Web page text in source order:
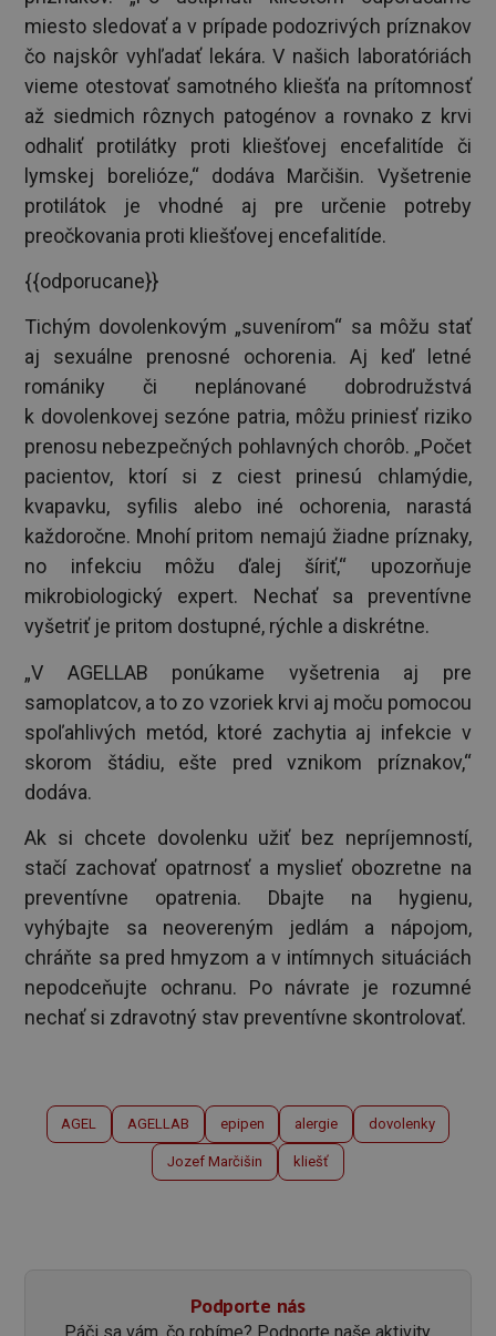
miesto sledovať a v prípade podozrivých príznakov
čo najskôr vyhľadať lekára. V našich laboratóriách
vieme otestovať samotného kliešťa na prítomnosť
až siedmich rôznych patogénov a rovnako z krvi
odhaliť protilátky proti kliešťovej encefalitíde či
lymskej borelióze,“ dodáva Marčišin. Vyšetrenie
protilátok je vhodné aj pre určenie potreby
preočkovania proti kliešťovej encefalitíde.
{{odporucane}}
Tichým dovolenkovým „suvenírom“ sa môžu stať
aj sexuálne prenosné ochorenia. Aj keď letné
romániky či neplánované dobrodružstvá
k dovolenkovej sezóne patria, môžu priniesť riziko
prenosu nebezpečných pohlavných chorôb. „Počet
pacientov, ktorí si z ciest prinesú chlamýdie,
kvapavku, syfilis alebo iné ochorenia, narastá
každoročne. Mnohí pritom nemajú žiadne príznaky,
no infekciu môžu ďalej šíriť,“ upozorňuje
mikrobiologický expert. Nechať sa preventívne
vyšetriť je pritom dostupné, rýchle a diskrétne.
„V AGELLAB ponúkame vyšetrenia aj pre
samoplatcov, a to zo vzoriek krvi aj moču pomocou
spoľahlivých metód, ktoré zachytia aj infekcie v
skorom štádiu, ešte pred vznikom príznakov,“
dodáva.
Ak si chcete dovolenku užiť bez nepríjemností,
stačí zachovať opatrnosť a myslieť obozretne na
preventívne opatrenia. Dbajte na hygienu,
vyhýbajte sa neovereným jedlám a nápojom,
chráňte sa pred hmyzom a v intímnych situáciách
nepodceňujte ochranu. Po návrate je rozumné
nechať si zdravotný stav preventívne skontrolovať.
AGEL AGELLAB epipen alergie dovolenky
Jozef Marčišin kliešť
Podporte nás